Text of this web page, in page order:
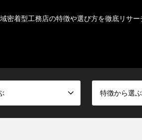
密着型工務店の特徴や選び方を徹底リサー
特徴から選ぶ